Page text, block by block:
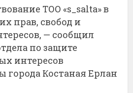
ТОО «s_salta» в
прав, свобод и
— сообщил
по защите
интересов
города Костаная Ерлан